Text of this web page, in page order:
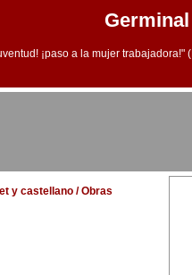
¡paso a la mujer
y castellano / Obras